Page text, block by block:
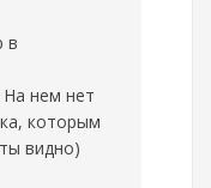
в
На нем нет
которым
видно)